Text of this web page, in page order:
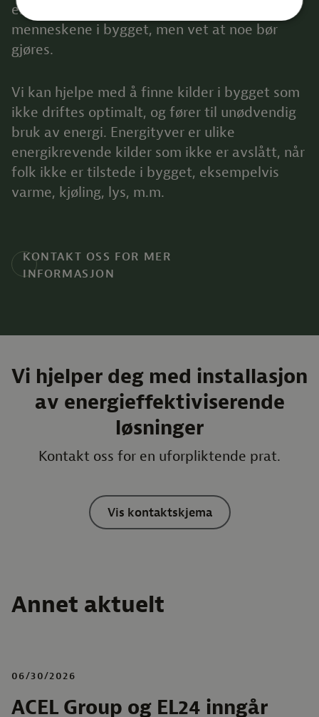
energibruken skal minske komforten for
menneskene i bygget, men vet at noe bør
gjøres.
Vi kan hjelpe med å finne kilder i bygget som
ikke driftes optimalt, og fører til unødvendig
bruk av energi. Energityver er ulike
energikrevende kilder som ikke er avslått, når
folk ikke er tilstede i bygget, eksempelvis
varme, kjøling, lys, m.m.
KONTAKT OSS FOR MER
INFORMASJON
Vi hjelper deg med installasjon
av energieffektiviserende
løsninger
Kontakt oss for en uforpliktende prat.
Vis kontaktskjema
Annet aktuelt
06/30/2026
ACEL Group og EL24 inngår